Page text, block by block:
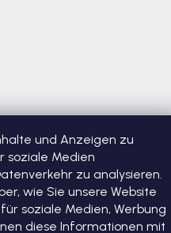
und Anzeigen zu
soziale Medien
zu analysieren.
wie Sie unsere Website
soziale Medien, Werbung
diese Informationen mit
vorbehalten.Cookie-